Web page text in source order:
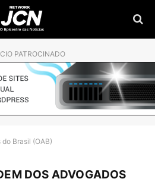
PATROCINADO
Brasil (OAB)
DOS ADVOGADOS